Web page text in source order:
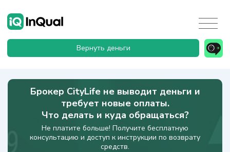
Вернуть деньги
Брокер CityLife не выводит деньги и
требует новые оплаты.
Что делать и куда обращаться?
Не платите больше! Получите бесплатную
консультацию и доступ к инструкции по возврату
средств.